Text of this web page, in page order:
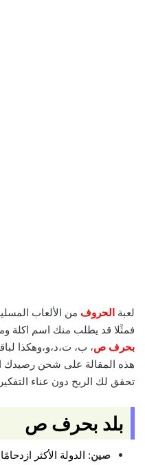
لعبة الحروف من الألعاب
فمثًلا قد يطلب منك اسم اكلة
بحرف ص، ب، ت،د،و،وهكذا
هذه المقالة على شحن رصيدك
تحقق لك الربح دون عناء
بلد بحرف ص
صين: الدولة الأكثر